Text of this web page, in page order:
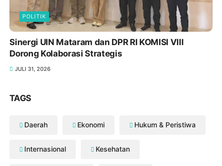
POLITIK
Sinergi UIN Mataram dan DPR RI KOMISI VIII
Dorong Kolaborasi Strategis
JULI 31, 2026
TAGS
Daerah Ekonomi Hukum & Peristiwa
Internasional Kesehatan